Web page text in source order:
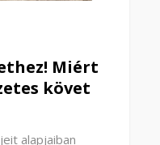
Miért
követ
alapjaiban